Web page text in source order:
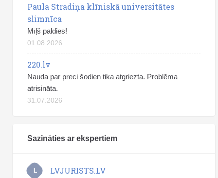
Paula Stradiņa klīniskā universitātes
slimnīca
Mīļš paldies!
01.08.2026
220.lv
Nauda par preci šodien tika atgriezta. Problēma
atrisināta.
31.07.2026
Sazināties ar ekspertiem
L LVJURISTS.LV